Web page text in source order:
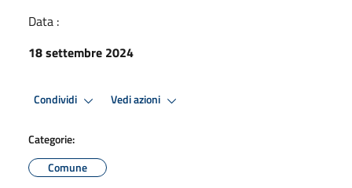
Data :
18 settembre 2024
Condividi Vedi azioni
Categorie:
Comune